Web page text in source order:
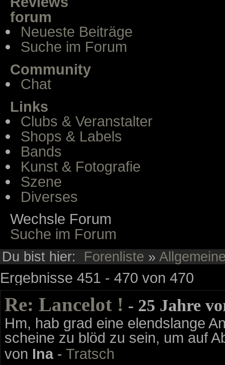
forum
Neueste Beiträge
Suche im Forum
Community
Chat
Links
Clubs & Veranstalter
Shops & Labels
Bands
Kunst & Fotografie
Szene
Diverses
Wechsle Forum
Suche im Forum
Du bist hier: Forenliste »
Ergebnisse 451 - 470 von 470
Re: Lancelot ! - 25 Jahre
Hm, hab grad eine elendslange
scheine zu blöd zu sein, um auf
von Ina- Tratsch